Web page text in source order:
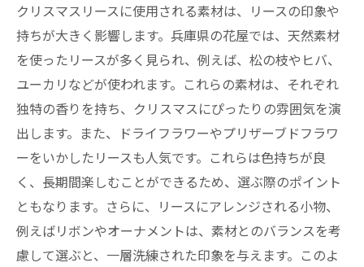
自然素材を活かした三木市のクリスマスリ
ース
地域特産品を使用したリースの特徴
三木市で探すべき特別なハンドメイドリー
ス
地元の花屋で見つけるクリスマスリースの特別
な物語
地元の花屋が紡ぐクリスマスリースの歴史
地域の伝統とリースに込められた想い
クリスマスリースにまつわる地域のストー
クリスマスリースに使用される素材は、リースの印象や
持ちが大きく影響します。兵庫県の花屋では、天然素材
を使ったリースが多く見られ、例えば、松の枝やヒバ、
ユーカリなどが使われます。これらの素材は、それぞれ
独特の香りを持ち、クリスマスにぴったりの雰囲気を演
出します。また、ドライフラワーやプリザーブドフラワ
ーをいかしたリースも人気です。これらは色持ちが良
く、長期間楽しむことができるため、選ぶ際のポイント
ともなります。さらに、リースにアレンジされる小物、
例えばリボンやオーナメントは、素材とのバランスを考
慮して選ぶと、一層洗練された印象を与えます。このよ